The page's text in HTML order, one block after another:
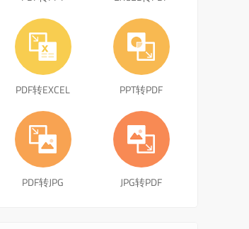
PDF转EXCEL PPT转PDF
PDF转JPG JPG转PDF